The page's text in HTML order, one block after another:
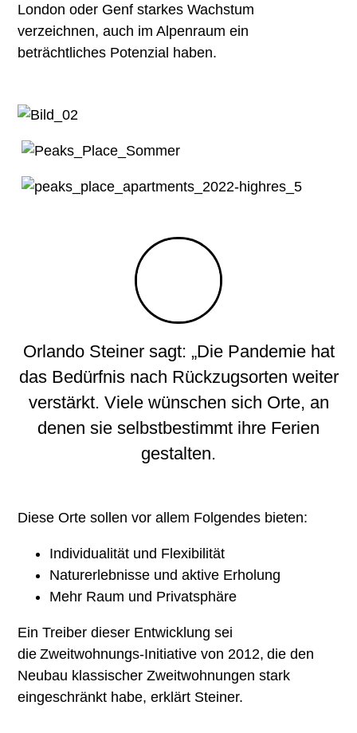
London oder Genf starkes Wachstum
verzeichnen, auch im Alpenraum ein
beträchtliches Potenzial haben.
Orlando Steiner sagt: „Die Pandemie hat
das Bedürfnis nach Rückzugsorten weiter
verstärkt. Viele wünschen sich Orte, an
denen sie selbstbestimmt ihre Ferien
gestalten.
Diese Orte sollen vor allem Folgendes bieten:
Individualität und Flexibilität
Naturerlebnisse und aktive Erholung
Mehr Raum und Privatsphäre
Ein Treiber dieser Entwicklung sei
die Zweitwohnungs-Initiative von 2012, die den
Neubau klassischer Zweitwohnungen stark
eingeschränkt habe, erklärt Steiner.